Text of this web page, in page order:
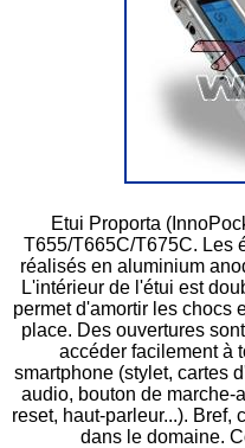
Etui Proporta
T655/T665C/T675C. Les
réalisés en aluminium
L'intérieur de l'étui est
permet d'amortir les chocs
place. Des ouvertures
accéder facilement à
smartphone (stylet, cartes
audio, bouton de marche-
reset, haut-parleur...). Bref,
dans le domaine.